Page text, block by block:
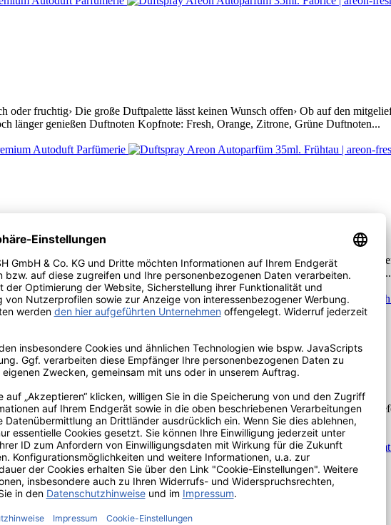
oder fruchtig› Die große Duftpalette lässt keinen Wunsch offen› Ob auf den
länger genießen Duftnoten Kopfnote: Fresh, Orange, Zitrone, Grüne Duftnoten...
oder fruchtig› Die große Duftpalette lässt keinen Wunsch offen› Ob auf den
länger genießen Duftnoten Kopfnote: Prickelnd, Leuchtend, Aldehydik Herznote:...
fruchtig› Die große Duftpalette lässt keinen Wunsch offen› Ob auf den
länger genießen Duftnoten Kopfnote: Orange, Ananas Herznote: Kokosnuss,...